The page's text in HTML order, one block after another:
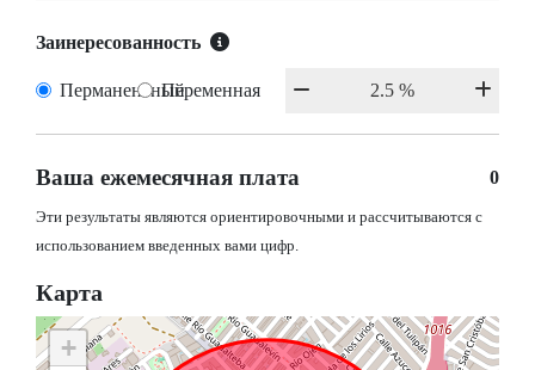
Заинересованность
ПерманентныйПеременная
Ваша ежемесячная плата 0
Эти результаты являются ориентировочными и рассчитываются с
использованием введенных вами цифр.
Карта
+